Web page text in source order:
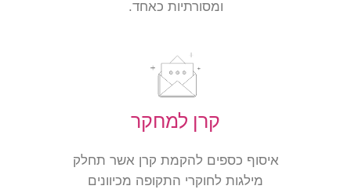
ומסורתיות כאחד.
קרן למחקר
איסוף כספים להקמת קרן אשר תחלק
מילגות לחוקרי התקופה מכיוונים